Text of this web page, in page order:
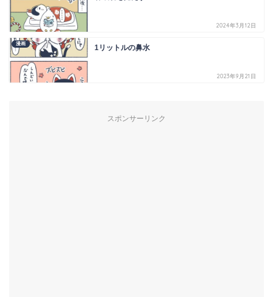
2024年3月12日
漫画 1リットルの鼻水
2023年9月21日
スポンサーリンク